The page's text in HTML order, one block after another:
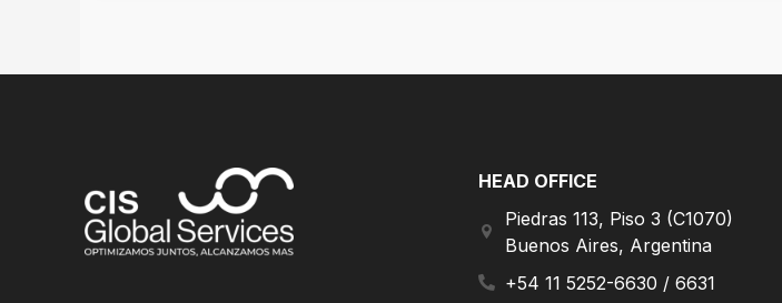
HEAD OFFICE
Piedras 113, Piso 3 (C1070)
Buenos Aires, Argentina
+54 11 5252-6630 / 6631